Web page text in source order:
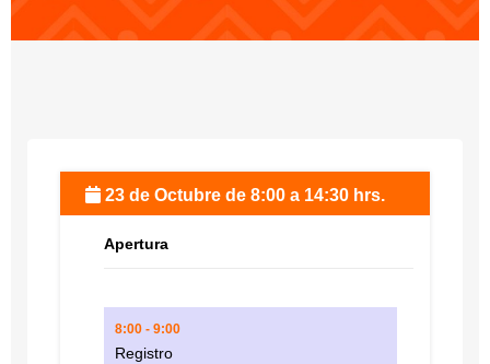
23 de Octubre de 8:00 a 14:30 hrs.
Apertura
8:00 - 9:00
Registro